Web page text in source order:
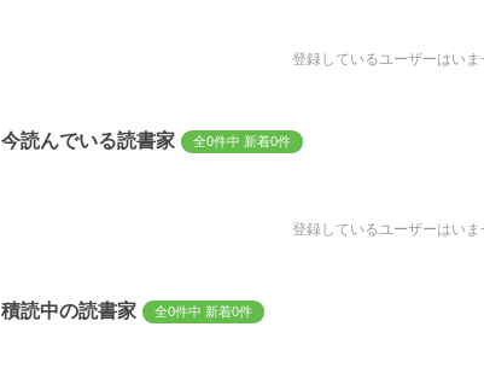
登録しているユーザーはいま
今読んでいる読書家 全0件中 新着0件
登録しているユーザーはいま
積読中の読書家 全0件中 新着0件